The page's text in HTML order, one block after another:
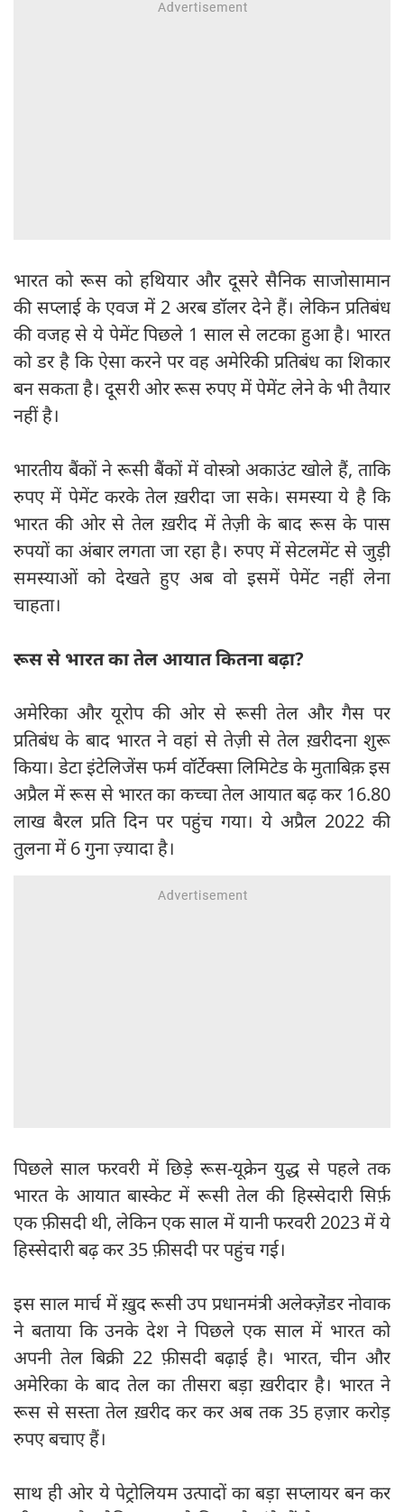
भारत को रूस को हथियार और दूसरे सैनिक साजोसामान
की सप्लाई के एवज में 2 अरब डॉलर देने हैं। लेकिन प्रतिबंध
की वजह से ये पेमेंट पिछले 1 साल से लटका हुआ है। भारत
को डर है कि ऐसा करने पर वह अमेरिकी प्रतिबंध का शिकार
बन सकता है। दूसरी ओर रूस रुपए में पेमेंट लेने के भी तैयार
नहीं है।
भारतीय बैंकों ने रूसी बैंकों में वोस्त्रो अकाउंट खोले हैं, ताकि
रुपए में पेमेंट करके तेल ख़रीदा जा सके। समस्या ये है कि
भारत की ओर से तेल ख़रीद में तेज़ी के बाद रूस के पास
रुपयों का अंबार लगता जा रहा है। रुपए में सेटलमेंट से जुड़ी
समस्याओं को देखते हुए अब वो इसमें पेमेंट नहीं लेना
चाहता।
रूस से भारत का तेल आयात कितना बढ़ा?
अमेरिका और यूरोप की ओर से रूसी तेल और गैस पर
प्रतिबंध के बाद भारत ने वहां से तेज़ी से तेल ख़रीदना शुरू
किया। डेटा इंटेलिजेंस फर्म वॉर्टेक्सा लिमिटेड के मुताबिक़ इस
अप्रैल में रूस से भारत का कच्चा तेल आयात बढ़ कर 16.80
लाख बैरल प्रति दिन पर पहुंच गया। ये अप्रैल 2022 की
तुलना में 6 गुना ज़्यादा है।
पिछले साल फरवरी में छिड़े रूस-यूक्रेन युद्ध से पहले तक
भारत के आयात बास्केट में रूसी तेल की हिस्सेदारी सिर्फ़
एक फ़ीसदी थी, लेकिन एक साल में यानी फरवरी 2023 में ये
हिस्सेदारी बढ़ कर 35 फ़ीसदी पर पहुंच गई।
इस साल मार्च में ख़ुद रूसी उप प्रधानमंत्री अलेक्जे़ंडर नोवाक
ने बताया कि उनके देश ने पिछले एक साल में भारत को
अपनी तेल बिक्री 22 फ़ीसदी बढ़ाई है। भारत, चीन और
अमेरिका के बाद तेल का तीसरा बड़ा ख़रीदार है। भारत ने
रूस से सस्ता तेल ख़रीद कर कर अब तक 35 हज़ार करोड़
रुपए बचाए हैं।
साथ ही ओर ये पेट्रोलियम उत्पादों का बड़ा सप्लायर बन कर